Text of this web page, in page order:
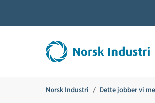
Norsk Industri Dette jobber vi